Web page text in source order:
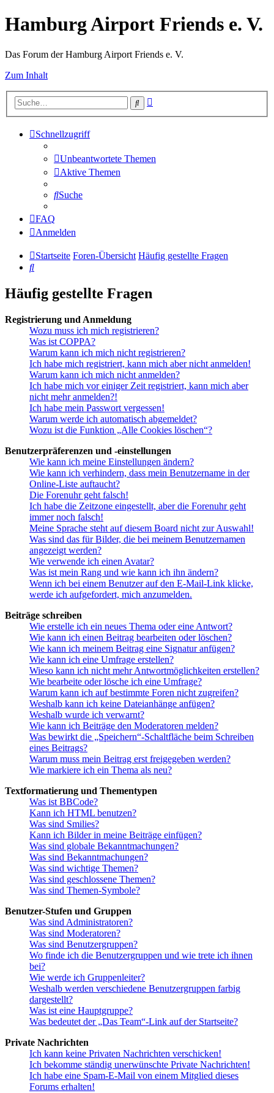
Hamburg Airport Friends e. V.
Das Forum der Hamburg Airport Friends e. V.
Zum Inhalt
Suche
Schnellzugriff
Unbeantwortete Themen
Aktive Themen
Suche
FAQ
Anmelden
Startseite Foren-Übersicht Häufig gestellte Fragen
Suche
Häufig gestellte Fragen
Registrierung und Anmeldung
Wozu muss ich mich registrieren?
Was ist COPPA?
Warum kann ich mich nicht registrieren?
Ich habe mich registriert, kann mich aber nicht anmelden!
Warum kann ich mich nicht anmelden?
Ich habe mich vor einiger Zeit registriert, kann mich aber
nicht mehr anmelden?!
Ich habe mein Passwort vergessen!
Warum werde ich automatisch abgemeldet?
Wozu ist die Funktion „Alle Cookies löschen“?
Benutzerpräferenzen und -einstellungen
Wie kann ich meine Einstellungen ändern?
Wie kann ich verhindern, dass mein Benutzername in der
Online-Liste auftaucht?
Die Forenuhr geht falsch!
Ich habe die Zeitzone eingestellt, aber die Forenuhr geht
immer noch falsch!
Meine Sprache steht auf diesem Board nicht zur Auswahl!
Was sind das für Bilder, die bei meinem Benutzernamen
angezeigt werden?
Wie verwende ich einen Avatar?
Was ist mein Rang und wie kann ich ihn ändern?
Wenn ich bei einem Benutzer auf den E-Mail-Link klicke,
werde ich aufgefordert, mich anzumelden.
Beiträge schreiben
Wie erstelle ich ein neues Thema oder eine Antwort?
Wie kann ich einen Beitrag bearbeiten oder löschen?
Wie kann ich meinem Beitrag eine Signatur anfügen?
Wie kann ich eine Umfrage erstellen?
Wieso kann ich nicht mehr Antwortmöglichkeiten erstellen?
Wie bearbeite oder lösche ich eine Umfrage?
Warum kann ich auf bestimmte Foren nicht zugreifen?
Weshalb kann ich keine Dateianhänge anfügen?
Weshalb wurde ich verwarnt?
Wie kann ich Beiträge den Moderatoren melden?
Was bewirkt die „Speichern“-Schaltfläche beim Schreiben
eines Beitrags?
Warum muss mein Beitrag erst freigegeben werden?
Wie markiere ich ein Thema als neu?
Textformatierung und Thementypen
Was ist BBCode?
Kann ich HTML benutzen?
Was sind Smilies?
Kann ich Bilder in meine Beiträge einfügen?
Was sind globale Bekanntmachungen?
Was sind Bekanntmachungen?
Was sind wichtige Themen?
Was sind geschlossene Themen?
Was sind Themen-Symbole?
Benutzer-Stufen und Gruppen
Was sind Administratoren?
Was sind Moderatoren?
Was sind Benutzergruppen?
Wo finde ich die Benutzergruppen und wie trete ich ihnen
bei?
Wie werde ich Gruppenleiter?
Weshalb werden verschiedene Benutzergruppen farbig
dargestellt?
Was ist eine Hauptgruppe?
Was bedeutet der „Das Team“-Link auf der Startseite?
Private Nachrichten
Ich kann keine Privaten Nachrichten verschicken!
Ich bekomme ständig unerwünschte Private Nachrichten!
Ich habe eine Spam-E-Mail von einem Mitglied dieses
Forums erhalten!